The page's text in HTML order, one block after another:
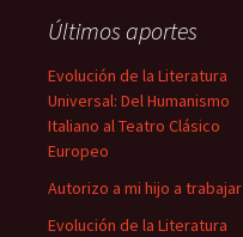
Últimos aportes
Evolución de la Literatura
Universal: Del Humanismo
Italiano al Teatro Clásico
Europeo
Autorizo a mi hijo a trabajar
Evolución de la Literatura